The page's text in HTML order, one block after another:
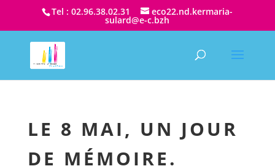
Tel : 02.96.38.02.31 eco22.nd.kermaria-
sulard@e-c.bzh
LE 8 MAI, UN JOUR
DE MÉMOIRE.